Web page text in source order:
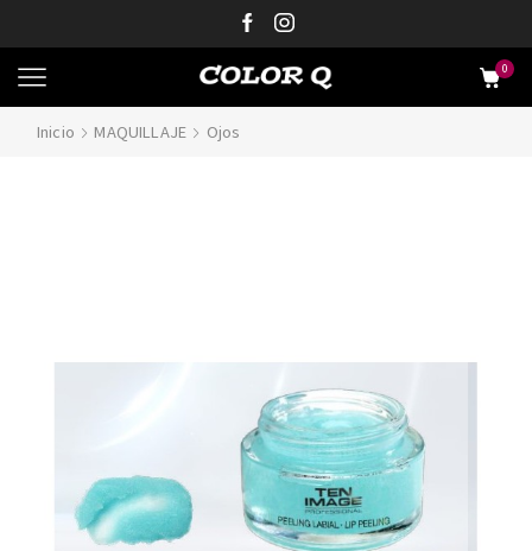
0
Inicio MAQUILLAJE Ojos